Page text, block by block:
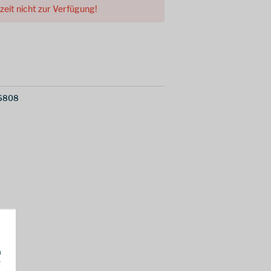
nicht zur Verfügung!